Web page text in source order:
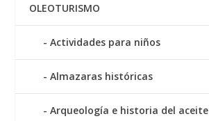
OLEOTURISMO
Actividades para niños
Almazaras históricas
Arqueología e historia del aceite